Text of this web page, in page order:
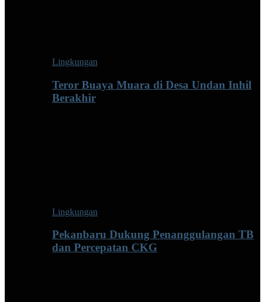
Lingkungan
Teror Buaya Muara di Desa Undan Inhil
Berakhir
Lingkungan
Pekanbaru Dukung Penanggulangan TB
dan Percepatan CKG